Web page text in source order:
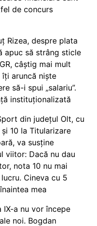
de concurs
Rizea, despre plata
apuc să strâng sticle
câștig mai mult
aruncă niște
să-i spui „salariu”.
instituționalizată
din județul Olt, cu
10 la Titularizare
va susține
viitor: Dacă nu dau
nota 10 nu mai
Cineva cu 5
mea
IX-a nu vor începe
noi. Bogdan